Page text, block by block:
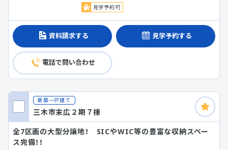
見学予約可
資料請求する 見学予約する
電話で問い合わせ
新築一戸建て
三木市末広２期７棟
全7区画の大型分譲地！ SICやWIC等の豊富な収納スペー
ス完備！！